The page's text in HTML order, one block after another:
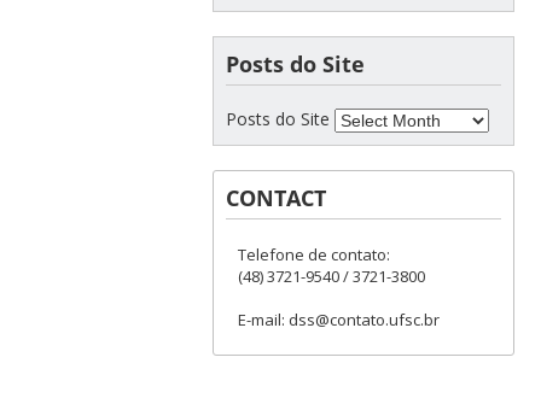
Posts do Site
Posts do Site
CONTACT
Telefone de contato:
(48) 3721-9540 / 3721-3800
E-mail: dss@contato.ufsc.br